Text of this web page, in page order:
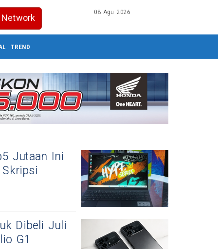
Network 08 Agu 2026
TREND
Jutaan Ini
Dibeli Juli
G1